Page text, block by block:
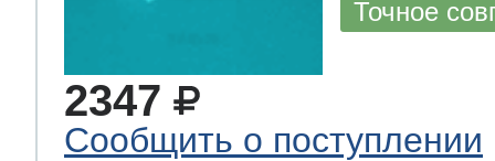
Точное
2347
Сообщить о поступлении